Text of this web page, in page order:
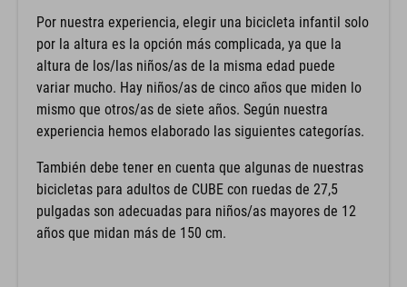
Por nuestra experiencia, elegir una bicicleta infantil solo
por la altura es la opción más complicada, ya que la
altura de los/las niños/as de la misma edad puede
variar mucho. Hay niños/as de cinco años que miden lo
mismo que otros/as de siete años. Según nuestra
experiencia hemos elaborado las siguientes categorías.
También debe tener en cuenta que algunas de nuestras
bicicletas para adultos de CUBE con ruedas de 27,5
pulgadas son adecuadas para niños/as mayores de 12
años que midan más de 150 cm.